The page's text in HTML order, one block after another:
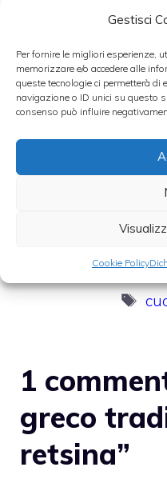
Gestisci
Per fornire le migliori esperienze,
memorizzare e/o accedere alle
queste tecnologie ci permetterà di
navigazione o ID unici su questo
consenso può influire
Cookie Policy
La falanghina: il
bianco leggero e
frizzantino,…
ed
Categorie
Armonie
1
greco
retsina”